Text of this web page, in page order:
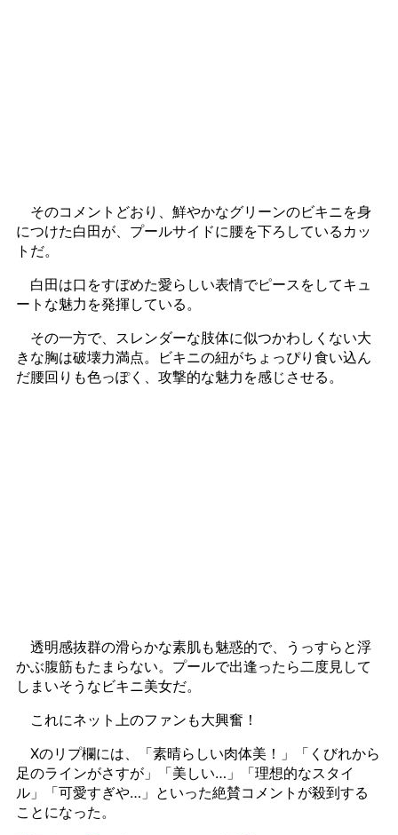
そのコメントどおり、鮮やかなグリーンのビキニを身
につけた白田が、プールサイドに腰を下ろしているカッ
トだ。
白田は口をすぼめた愛らしい表情でピースをしてキュ
ートな魅力を発揮している。
その一方で、スレンダーな肢体に似つかわしくない大
きな胸は破壊力満点。ビキニの紐がちょっぴり食い込ん
だ腰回りも色っぽく、攻撃的な魅力を感じさせる。
透明感抜群の滑らかな素肌も魅惑的で、うっすらと浮
かぶ腹筋もたまらない。プールで出逢ったら二度見して
しまいそうなビキニ美女だ。
これにネット上のファンも大興奮！
Xのリプ欄には、「素晴らしい肉体美！」「くびれから
足のラインがさすが」「美しい…」「理想的なスタイ
ル」「可愛すぎや…」といった絶賛コメントが殺到する
ことになった。